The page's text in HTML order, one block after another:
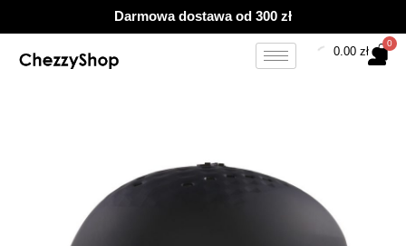
Darmowa dostawa od 300 zł
0.00zł